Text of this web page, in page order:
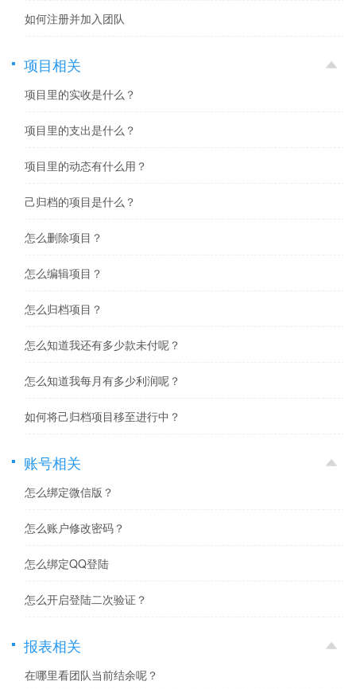
如何注册并加入团队
项目相关
项目里的实收是什么？
项目里的支出是什么？
项目里的动态有什么用？
己归档的项目是什么？
怎么删除项目？
怎么编辑项目？
怎么归档项目？
怎么知道我还有多少款未付呢？
怎么知道我每月有多少利润呢？
如何将己归档项目移至进行中？
账号相关
怎么绑定微信版？
怎么账户修改密码？
怎么绑定QQ登陆
怎么开启登陆二次验证？
报表相关
在哪里看团队当前结余呢？